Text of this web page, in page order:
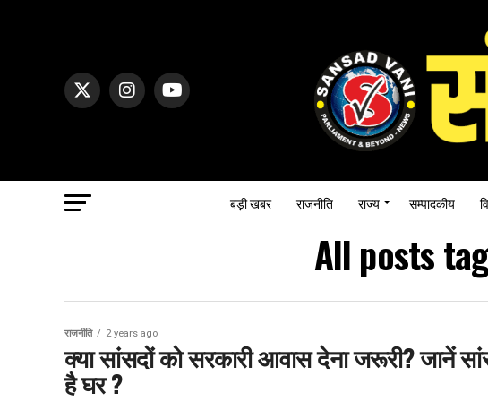
बड़ी खबर राजनीति राज्य सम्पादकीय
All posts
राजनीति 2 years ago
क्या सांसदों को सरकारी आवास देना जरूरी? जानें
है घर ?